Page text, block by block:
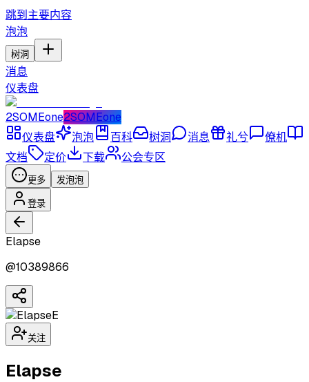
跳到主要内容
泡泡
树洞
消息
仪表盘
2SOMEone2SOMEone
仪表盘
泡泡 百科 树洞 消息 礼兮
僚机
文档
定价 下载 公会专区
更多 发泡泡
登录
Elapse
@10389866
E
关注
Elapse